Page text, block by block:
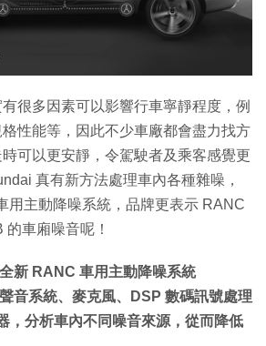
很多因素可以影響行車寧靜程度，例
性能等，因此不少車廠都會盡力找方
可以更安靜，令駕駛者及乘客感覺更
真有新方法處理車內各種雜噪，
用主動降噪系統，品牌更表示 RANC
車廂噪音呢！
新 RANC 車用主動降噪系統
音系統、麥克風、DSP 數碼訊號處理
，分析車內不同噪音來源，從而降低